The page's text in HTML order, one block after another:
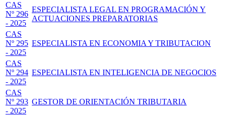
CAS
Nº 296
- 2025
ESPECIALISTA LEGAL EN PROGRAMACIÓN Y
ACTUACIONES PREPARATORIAS
CAS
Nº 295
- 2025
ESPECIALISTA EN ECONOMIA Y TRIBUTACION
CAS
Nº 294
- 2025
ESPECIALISTA EN INTELIGENCIA DE NEGOCIOS
CAS
Nº 293
- 2025
GESTOR DE ORIENTACIÓN TRIBUTARIA